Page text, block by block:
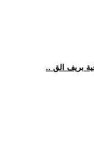
بريف الق